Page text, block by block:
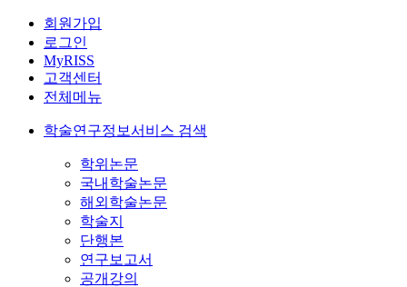
회원가입
로그인
MyRISS
고객센터
전체메뉴
학술연구정보서비스 검색
학위논문
국내학술논문
해외학술논문
학술지
단행본
연구보고서
공개강의